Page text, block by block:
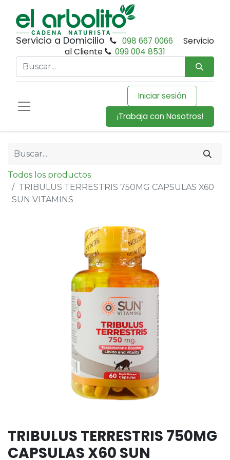
Servicio a Domicilio 098 667 0066
Servicio
al Cliente
099 004 8531
Iniciar sesión
¡Trabaja con Nosotros!
Todos los productos
TRIBULUS TERRESTRIS 750MG CAPSULAS X60
SUN VITAMINS
TRIBULUS TERRESTRIS 750MG
CAPSULAS X60 SUN